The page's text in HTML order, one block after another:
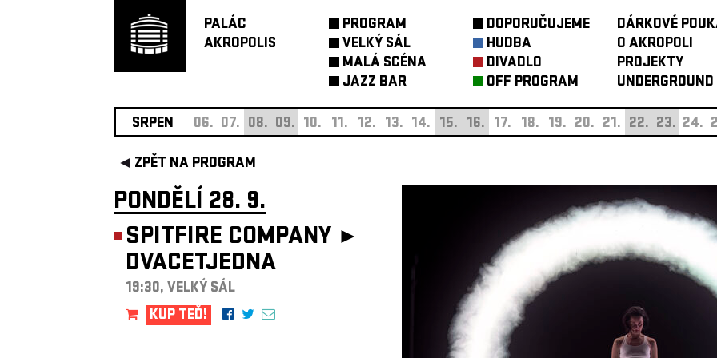
PALÁC
AKROPOLIS
PROGRAM
VELKÝ SÁL
MALÁ SCÉNA
JAZZ BAR
DOPORUČUJEME
HUDBA
DIVADLO
OFF PROGRAM
DÁRKOVÉ
O AKROPOLI
PROJEKTY
UNDERGROUND
SRPEN 06. 07. 08. 09. 10. 11. 12. 13. 14. 15. 16. 17. 18. 19. 20. 21. 22. 23. 24.
ZPĚT NA PROGRAM
PONDĚLÍ 28. 9.
SPITFIRE COMPANY ►
DVACETJEDNA
19:30, VELKÝ SÁL
KUP TEĎ!